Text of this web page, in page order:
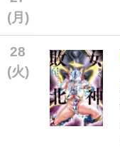
(月)
28
(火)